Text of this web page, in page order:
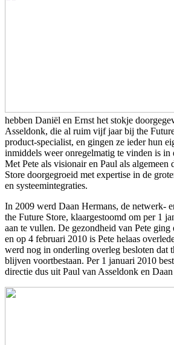
hebben Daniël en Ernst het stokje
Asseldonk, die al ruim vijf jaar bij the
product-specialist, en gingen ze ieder hun
inmiddels weer onregelmatig te vinden is
Met Pete als visionair en Paul als algemeen
Store doorgegroeid met expertise in de
en systeemintegraties.
In 2009 werd Daan Hermans, de netwerk-
the Future Store, klaargestoomd om per 1
aan te vullen. De gezondheid van Pete ging
en op 4 februari 2010 is Pete helaas
werd nog in onderling overleg besloten dat
blijven voortbestaan. Per 1 januari 2010
directie dus uit Paul van Asseldonk en